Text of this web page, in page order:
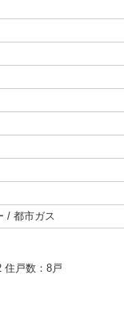
/ 都市ガス
住戸数：8戸